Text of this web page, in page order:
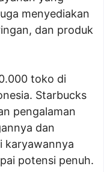
menyediakan
dan produk
toko di
Starbucks
pengalaman
dan
karyawannya
potensi penuh.